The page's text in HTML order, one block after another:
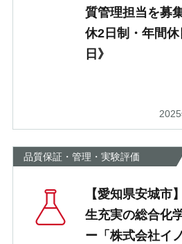
質管理担当を募
休2日制・年間
日》
品質保証・管理・実験評価
【愛知県安城市
生充実の総合化
ー「株式会社イ